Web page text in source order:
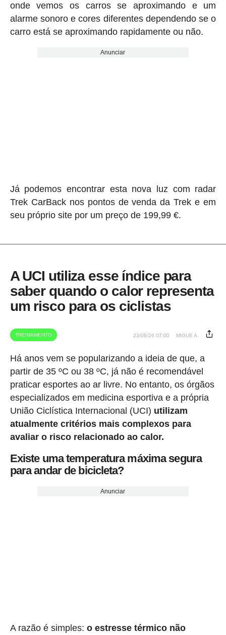
onde vemos os carros se aproximando e um
alarme sonoro e cores diferentes dependendo se o
carro está se aproximando rapidamente ou não.
Anunciar
Já podemos encontrar esta nova luz com radar
Trek CarBack nos pontos de venda da Trek e em
seu próprio site por um preço de 199,99 €.
A UCI utiliza esse índice para
saber quando o calor representa
um risco para os ciclistas
TREINAMENTO 23/06/26 07:00 MIGUE A.
Há anos vem se popularizando a ideia de que, a
partir de 35 ºC ou 38 ºC, já não é recomendável
praticar esportes ao ar livre. No entanto, os órgãos
especializados em medicina esportiva e a própria
União Ciclística Internacional (UCI) utilizam
atualmente critérios mais complexos para
avaliar o risco relacionado ao calor.
Existe uma temperatura máxima segura
para andar de bicicleta?
Anunciar
A razão é simples: o estresse térmico não